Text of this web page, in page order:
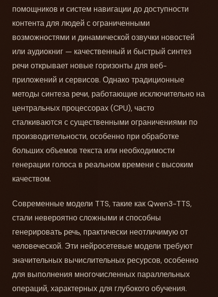
помощников и систем навигации до доступности
контента для людей с ограниченными
возможностями и динамической озвучки новостей
или аудиокниг — качественный и быстрый синтез
речи открывает новые горизонты для веб-
приложений и сервисов. Однако традиционные
методы синтеза речи, работающие исключительно на
центральных процессорах (CPU), часто
сталкиваются с существенными ограничениями по
производительности, особенно при обработке
больших объемов текста или необходимости
генерации голоса в реальном времени с высоким
качеством.
Современные модели TTS, такие как Qwen3-TTS,
стали невероятно сложными и способны
генерировать речь, практически неотличимую от
человеческой. Эти нейросетевые модели требуют
значительных вычислительных ресурсов, особенно
для выполнения многочисленных параллельных
операций, характерных для глубокого обучения.